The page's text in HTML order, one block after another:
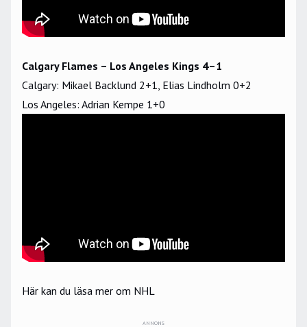
Calgary Flames – Los Angeles Kings 4–1
Calgary: Mikael Backlund 2+1, Elias Lindholm 0+2
Los Angeles: Adrian Kempe 1+0
Här kan du läsa mer om NHL